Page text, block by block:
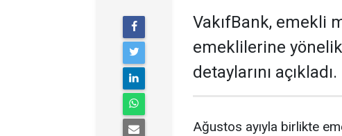
VakıfBank, emekli
emeklilerine
detaylarını açıkladı.
Ağustos ayıyla birlikte